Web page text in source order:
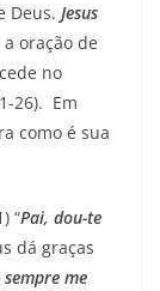
Deus. Jesus
oração de
no
26). Em
como é sua
“Pai, dou-te
dá graças
me